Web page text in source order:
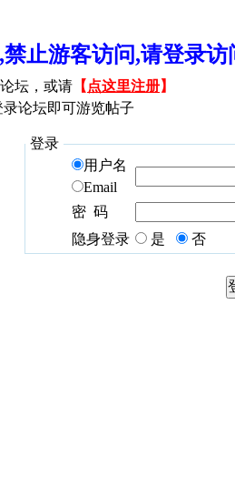
,禁止游客访问,请登录
坛，或请 【 点这里注册】
论坛即可游览帖子
登录
用户名
Email
密 码
隐身登录
是 否